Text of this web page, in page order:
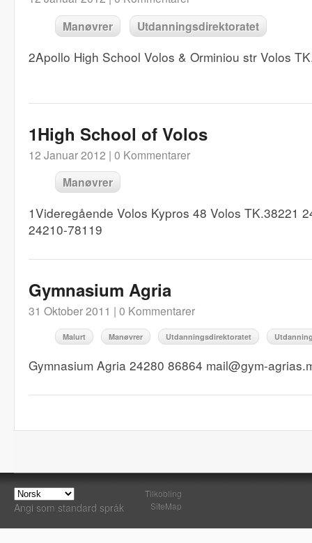
Manøvrer Utdanningsdirektoratet
2Apollo High School Volos & Orminiou str Volos
1High School of Volos
12 Januar 2012 | 0 Kommentarer
Manøvrer
1Videregående Volos Kypros 48 Volos TK.38221
24210-78119
Gymnasium Agria
31 Oktober 2011 | 0 Kommentarer
Malurt Manøvrer Utdanningsdirektoratet
Gymnasium Agria 24280 86864 mail@gym-
Angi som standard språk
Tilkobling
SiteMap